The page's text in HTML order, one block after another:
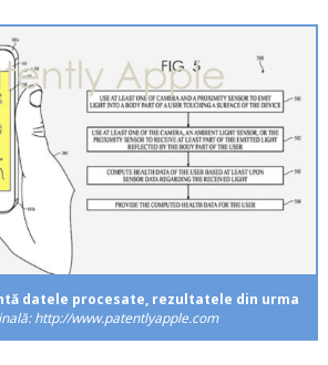
datele procesate, rezultatele din urma
http://www.patentlyapple.com